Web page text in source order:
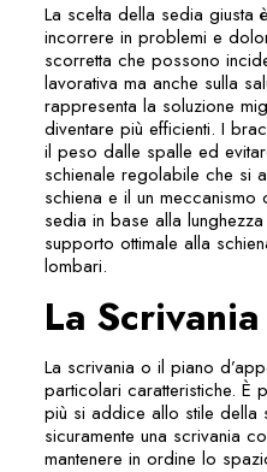
La scelta della sedia giusta
incorrere in problemi e
scorretta che possono
lavorativa ma anche sulla
rappresenta la soluzione
diventare più efficienti. I
il peso dalle spalle ed
schienale regolabile che si
schiena e il un meccanismo
sedia in base alla
supporto ottimale alla
lombari.
La Scrivania
La scrivania o il piano
particolari caratteristiche. È
più si addice allo stile della
sicuramente una scrivania
mantenere in ordine lo